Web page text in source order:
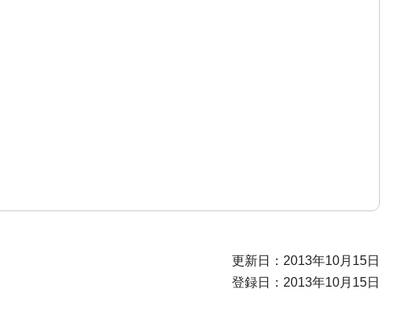
更新日：2013年10月15日
登録日：2013年10月15日